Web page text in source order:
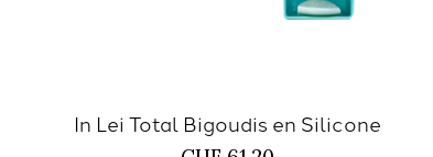
In Lei Total Bigoudis en Silicone